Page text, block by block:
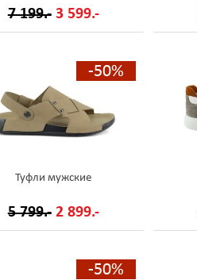
7 199.- 3 599.-
-50%
Туфли мужские
5 799.- 2 899.-
-50%